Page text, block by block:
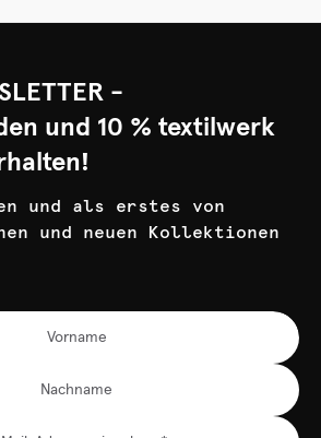
-
und 10 % textilwerk
und als erstes von
und neuen Kollektionen